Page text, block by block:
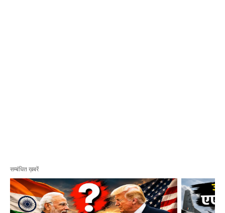
सम्बंधित ख़बरें